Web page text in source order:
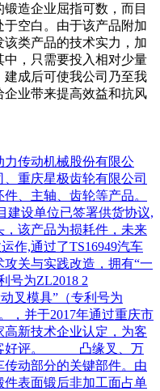
造企业屈指可数，而目
空白。由于该产品附加
类产品的技术实力，加
，只需要投入相对少量
成后可使我公司乃至我
企业带来提高效益和抗风
传动机械股份有限公
重庆星极齿轮有限公司
、主轴、齿轮等产品。
建设单位已签署供货协议,
该产品为损耗件，未来
,通过了TS16949汽车
关与实践改造，拥有“一
号为ZL2018 2
叉模具”（专利号为
，并于2017年通过重庆市
新技术企业认定，为客
客好评。 凸缘叉、万
动部分的关键部件。由
表面锻后非加工面占单